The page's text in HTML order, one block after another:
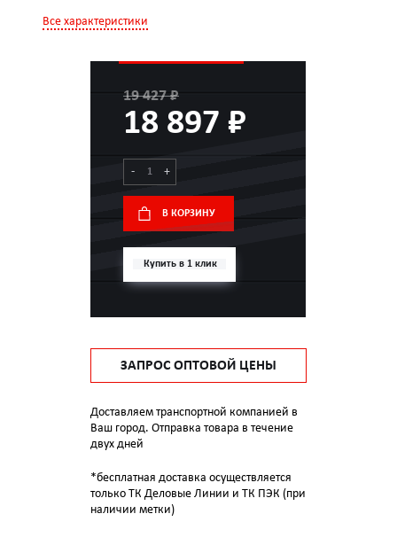
Все характеристики
19 427 ₽
18 897 ₽
- +
В КОРЗИНУ
Купить в 1 клик
ЗАПРОС ОПТОВОЙ ЦЕНЫ
Доставляем транспортной компанией в
Ваш город. Отправка товара в течение
двух дней
*бесплатная доставка осуществляется
только ТК Деловые Линии и ТК ПЭК (при
наличии метки)